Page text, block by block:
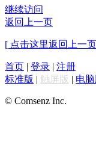
继续访问
返回上一页
[ 点击这里返回上一
首页 | 登录 | 注册
标准版 | 触屏版 | 电脑
© Comsenz Inc.